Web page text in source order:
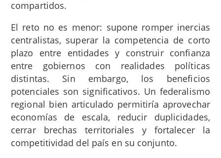
compartidos.
El reto no es menor: supone romper inercias
centralistas, superar la competencia de corto
plazo entre entidades y construir confianza
entre gobiernos con realidades políticas
distintas. Sin embargo, los beneficios
potenciales son significativos. Un federalismo
regional bien articulado permitiría aprovechar
economías de escala, reducir duplicidades,
cerrar brechas territoriales y fortalecer la
competitividad del país en su conjunto.